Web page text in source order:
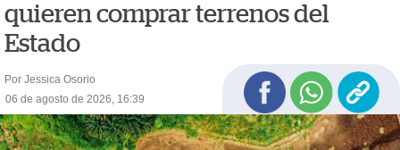
quieren comprar terrenos del
Estado
Por Jessica Osorio
06 de agosto de 2026, 16:39